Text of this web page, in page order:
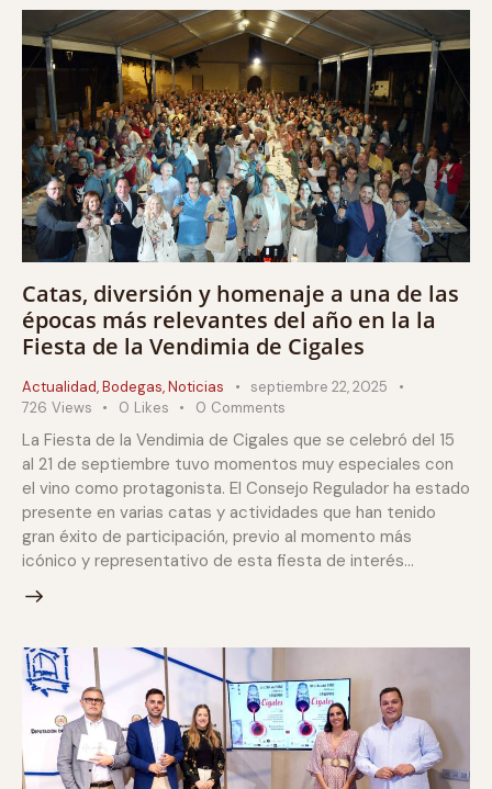
Catas, diversión y homenaje a una de las
épocas más relevantes del año en la la
Fiesta de la Vendimia de Cigales
Actualidad,Bodegas,Noticias
septiembre 22, 2025
726 Views 0 Likes 0 Comments
La Fiesta de la Vendimia de Cigales que se celebró del 15
al 21 de septiembre tuvo momentos muy especiales con
el vino como protagonista. El Consejo Regulador ha estado
presente en varias catas y actividades que han tenido
gran éxito de participación, previo al momento más
icónico y representativo de esta fiesta de interés…